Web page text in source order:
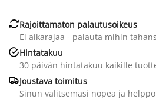
Rajoittamaton palautusoikeus
Ei aikarajaa - palauta mihin
Hintatakuu
30 päivän hintatakuu kaikille
Joustava toimitus
Sinun valitsemasi nopea ja